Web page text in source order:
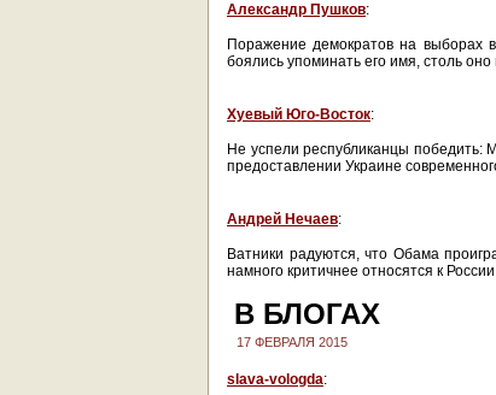
Александр Пушков:
Поражение демократов на выборах
боялись упоминать его имя, столь
Хуевый Юго-Восток:
Не успели республиканцы победить:
предоставлении Украине
Андрей Нечаев:
Ватники радуются, что Обама
намного критичнее относятся к России
В БЛОГАХ
17 ФЕВРАЛЯ 2015
slava-vologda: